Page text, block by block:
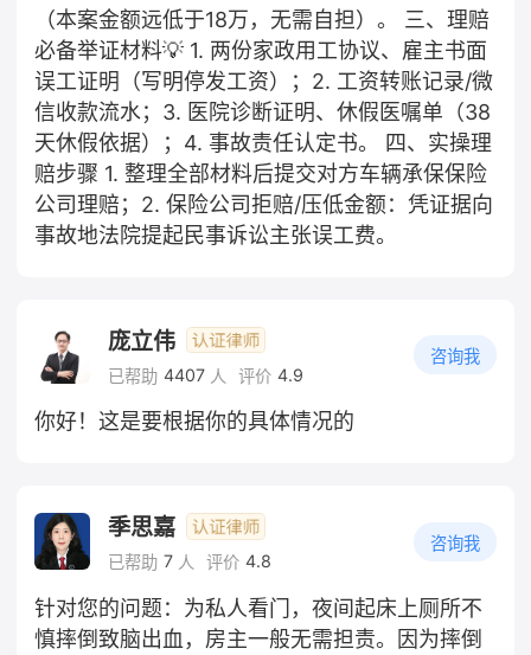
（本案金额远低于18万，无需自担）。 三、理赔
必备举证材料💡 1. 两份家政用工协议、雇主书面
误工证明（写明停发工资）； ​ 2. 工资转账记录/微
信收款流水； ​ 3. 医院诊断证明、休假医嘱单（38
天休假依据）； ​ 4. 事故责任认定书。 四、实操理
赔步骤 1. 整理全部材料后提交对方车辆承保保险
公司理赔； ​ 2. 保险公司拒赔/压低金额：凭证据向
事故地法院提起民事诉讼主张误工费。
庞立伟
已帮助 4407 人 评价 4.9
咨询我
你好！这是要根据你的具体情况的
季思嘉
已帮助 7 人 评价 4.8
咨询我
针对您的问题：为私人看门，夜间起床上厕所不
慎摔倒致脑出血，房主一般无需担责。因为摔倒